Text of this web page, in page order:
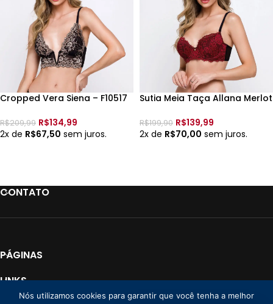
Cropped Vera Siena – F10517
R$209,99 R$134,99
2x de R$67,50 sem juros.
Sutia Meia Taça Allana Merlot
R$199,90 R$139,99
2x de R$70,00 sem juros.
CONTATO
PÁGINAS
LINKS
Nós utilizamos cookies para garantir que você tenha a melhor